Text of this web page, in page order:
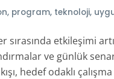
, program, teknoloji,
sırasında etkileşimi
ve günlük
hedef odaklı çalışma